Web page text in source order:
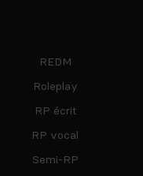
REDM
Roleplay
RP écrit
RP vocal
Semi-RP